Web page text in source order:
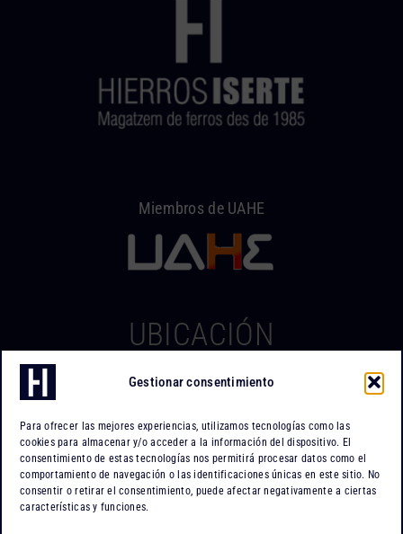
Gestionar consentimiento
Para ofrecer las mejores experiencias, utilizamos tecnologías como las
cookies para almacenar y/o acceder a la información del dispositivo. El
consentimiento de estas tecnologías nos permitirá procesar datos como el
comportamiento de navegación o las identificaciones únicas en este sitio. No
consentir o retirar el consentimiento, puede afectar negativamente a ciertas
características y funciones.
Miembros de UAHE
UBICACIÓN
Hierros Iserte
Po. Ind. Can Tapiola
08110 Montcada i Reixac
Barcelona